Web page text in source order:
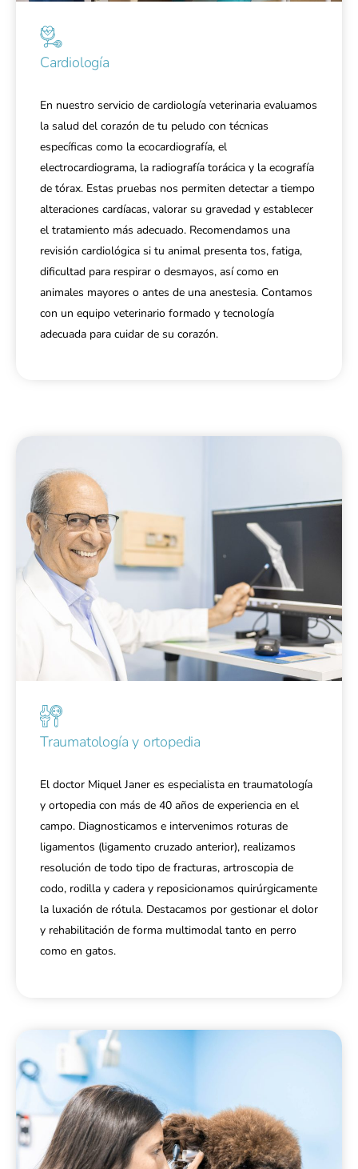
Cardiología
En nuestro servicio de cardiología veterinaria evaluamos
la salud del corazón de tu peludo con técnicas
específicas como la ecocardiografía, el
electrocardiograma, la radiografía torácica y la ecografía
de tórax. Estas pruebas nos permiten detectar a tiempo
alteraciones cardíacas, valorar su gravedad y establecer
el tratamiento más adecuado. Recomendamos una
revisión cardiológica si tu animal presenta tos, fatiga,
dificultad para respirar o desmayos, así como en
animales mayores o antes de una anestesia. Contamos
con un equipo veterinario formado y tecnología
adecuada para cuidar de su corazón.
Traumatología y ortopedia
El doctor Miquel Janer es especialista en traumatología
y ortopedia con más de 40 años de experiencia en el
campo. Diagnosticamos e intervenimos roturas de
ligamentos (ligamento cruzado anterior), realizamos
resolución de todo tipo de fracturas, artroscopia de
codo, rodilla y cadera y reposicionamos quirúrgicamente
la luxación de rótula. Destacamos por gestionar el dolor
y rehabilitación de forma multimodal tanto en perro
como en gatos.